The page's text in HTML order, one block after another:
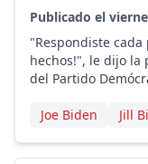
Publicado el
"Respondiste cada
hechos!", le dijo la
del Partido
Joe Biden Jill